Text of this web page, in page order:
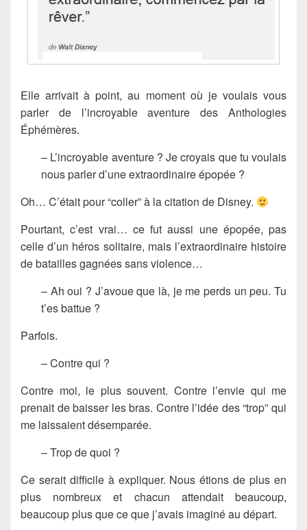
Elle arrivait à point, au moment où je voulais vous
parler de l’incroyable aventure des Anthologies
Éphémères.
– L’incroyable aventure ? Je croyais que tu voulais
nous parler d’une extraordinaire épopée ?
Oh… C’était pour “coller” à la citation de Disney.
Pourtant, c’est vrai… ce fut aussi une épopée, pas
celle d’un héros solitaire, mais l’extraordinaire histoire
de batailles gagnées sans violence…
– Ah oui ? J’avoue que là, je me perds un peu. Tu
t’es battue ?
Parfois.
– Contre qui ?
Contre moi, le plus souvent. Contre l’envie qui me
prenait de baisser les bras. Contre l’idée des “trop” qui
me laissaient désemparée.
– Trop de quoi ?
Ce serait difficile à expliquer. Nous étions de plus en
plus nombreux et chacun attendait beaucoup,
beaucoup plus que ce que j’avais imaginé au départ.